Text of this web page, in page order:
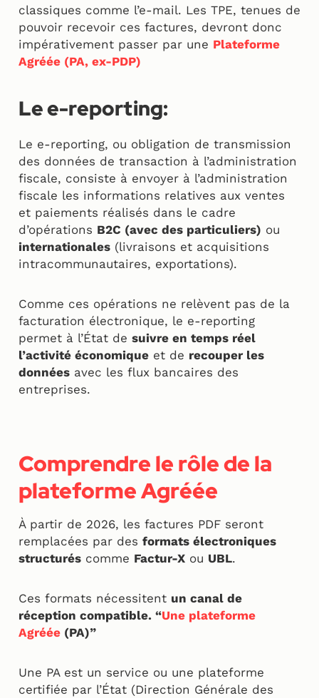
classiques comme l’e-mail. Les TPE, tenues de
pouvoir recevoir ces factures, devront donc
impérativement passer par une Plateforme
Agréée (PA, ex-PDP)
Le e-reporting:
Le e-reporting, ou obligation de transmission
des données de transaction à l’administration
fiscale, consiste à envoyer à l’administration
fiscale les informations relatives aux ventes
et paiements réalisés dans le cadre
d’opérations B2C (avec des particuliers) ou
internationales (livraisons et acquisitions
intracommunautaires, exportations).
Comme ces opérations ne relèvent pas de la
facturation électronique, le e-reporting
permet à l’État de suivre en temps réel
l’activité économique et de recouper les
données avec les flux bancaires des
entreprises.
Comprendre le rôle de la
plateforme Agréée
À partir de 2026, les factures PDF seront
remplacées par des formats électroniques
structurés comme Factur-X ou UBL.
Ces formats nécessitent un canal de
réception compatible. “Une plateforme
Agréée (PA)”
Une PA est un service ou une plateforme
certifiée par l’État (Direction Générale des